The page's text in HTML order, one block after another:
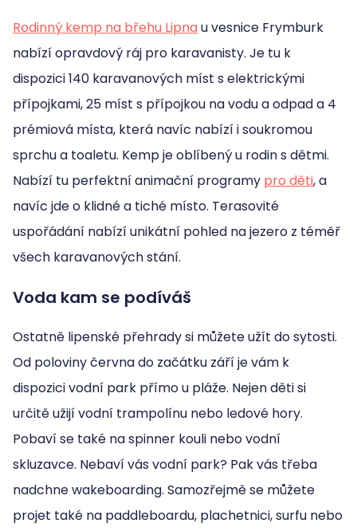
Rodinný kemp na břehu Lipnau vesnice Frymburk
nabízí opravdový ráj pro karavanisty. Je tu k
dispozici 140 karavanových míst s elektrickými
přípojkami, 25 míst s přípojkou na vodu a odpad a 4
prémiová místa, která navíc nabízí i soukromou
sprchu a toaletu. Kemp je oblíbený u rodin s dětmi.
Nabízí tu perfektní animační programy pro děti, a
navíc jde o klidné a tiché místo. Terasovité
uspořádání nabízí unikátní pohled na jezero z téměř
všech karavanových stání.
Voda kam se podíváš
Ostatně lipenské přehrady si můžete užít do sytosti.
Od poloviny června do začátku září je vám k
dispozici vodní park přímo u pláže. Nejen děti si
určitě užijí vodní trampolínu nebo ledové hory.
Pobaví se také na spinner kouli nebo vodní
skluzavce. Nebaví vás vodní park? Pak vás třeba
nadchne wakeboarding. Samozřejmě se můžete
projet také na paddleboardu, plachetnici, surfu nebo